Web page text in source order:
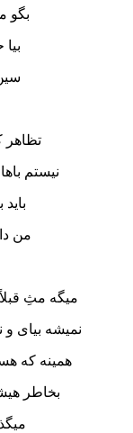
بگو
تظاهر
نیستم
من
میگه مثِ
نمیشه بیای
همینه که
بخاطر